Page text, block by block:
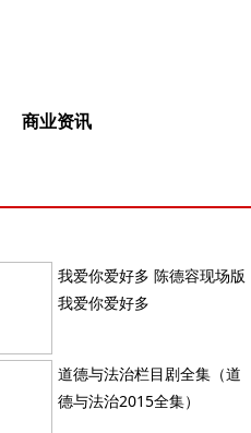
商业资讯
我爱你爱好多 陈德容现场版
我爱你爱好多
道德与法治栏目剧全集（道
德与法治2015全集）